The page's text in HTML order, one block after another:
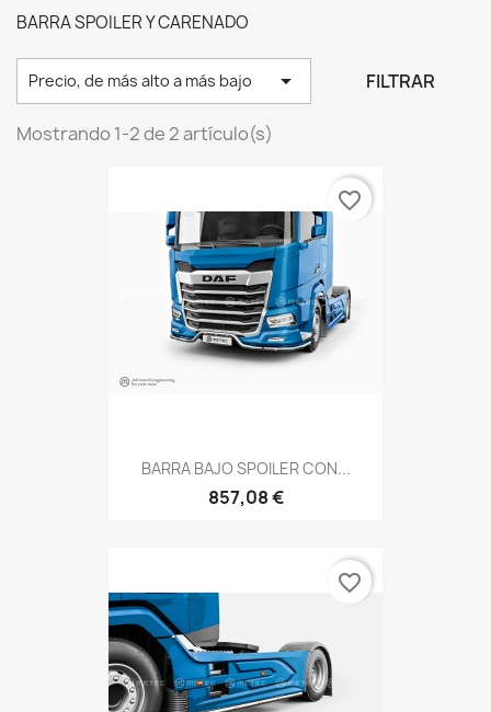
BARRA SPOILER Y CARENADO
Precio, de más alto a más bajo  FILTRAR
Mostrando 1-2 de 2 artículo(s)
BARRA BAJO SPOILER CON...
857,08 €
favorite_border
favorite_border